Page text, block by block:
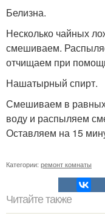
Белизна.
Несколько чайных
смешиваем.
отчищаем при
Нашатырный спирт.
Смешиваем в
воду и распыляем
Оставляем на 15
Категории: ремонт комнаты
Читайте также